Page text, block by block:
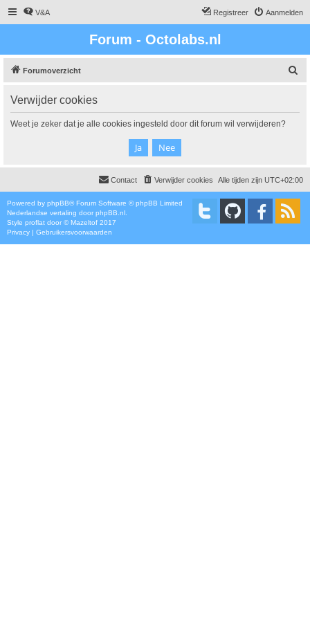
V&A Aanmelden
Registreer
Forum - Octolabs.nl
Forumoverzicht
Verwijder cookies
Weet je zeker dat je alle cookies ingesteld door dit forum wil verwijderen?
Alle tijden zijn UTC+02:00
Verwijder cookies
Contact
Powered by phpBB® Forum Software © phpBB Limited
Nederlandse vertaling door phpBB.nl
Style proflat door ©Mazeltof 2017
Privacy | Gebruikersvoorwaarden